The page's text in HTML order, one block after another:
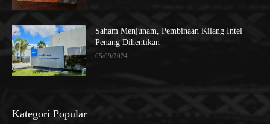
Saham Menjunam, Pembinaan Kilang Intel
Penang Dihentikan
05/09/2024
Kategori Popular